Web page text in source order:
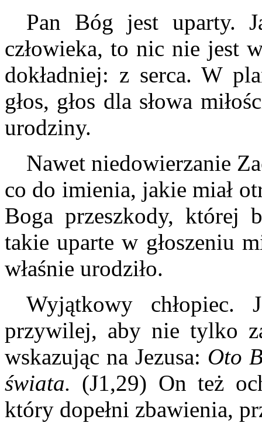
Pan Bóg jest uparty.
człowieka, to nic nie jest
dokładniej: z serca. W
głos, głos dla słowa
urodziny.
Nawet niedowierzanie
co do imienia, jakie miał
Boga przeszkody, której
takie uparte w głoszeniu
właśnie urodziło.
Wyjątkowy chłopiec.
przywilej, aby nie tylko
wskazując na Jezusa: Oto
świata. (J1,29) On też
który dopełni zbawienia,